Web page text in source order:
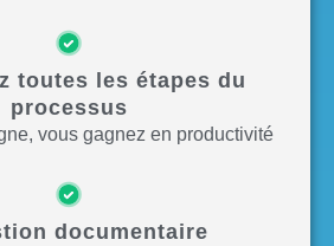
toutes les étapes du
processus
vous gagnez en productivité
documentaire